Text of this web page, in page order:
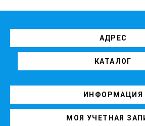
АДРЕС
КАТАЛОГ
ИНФОРМАЦИЯ
МОЯ УЧЕТНАЯ